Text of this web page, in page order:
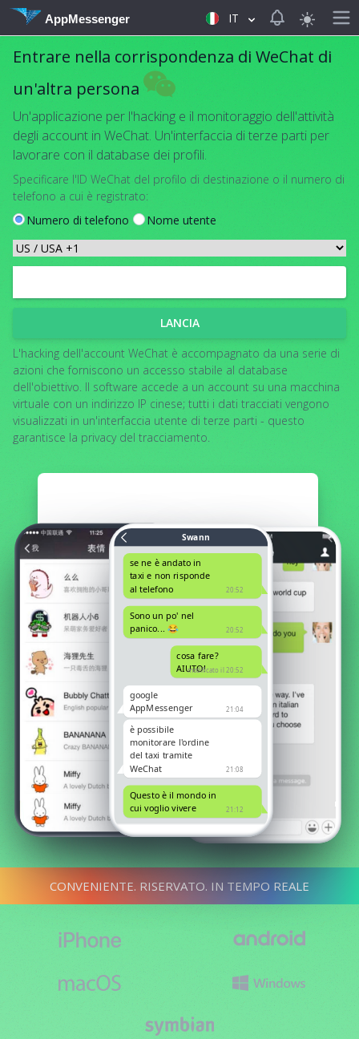
AppMessenger IT View
Entrare nella corrispondenza di WeChat di
un'altra persona
Un'applicazione per l'hacking e il monitoraggio dell'attività
degli account in WeChat. Un'interfaccia di terze parti per
lavorare con il database dei profili.
Specificare l'ID WeChat del profilo di destinazione o il numero di
telefono a cui è registrato:
Numero di telefono
Nome utente
LANCIA
L'hacking dell'account WeChat è accompagnato da una serie di
azioni che forniscono un accesso stabile al database
dell'obiettivo. Il software accede a un account su una macchina
virtuale con un indirizzo IP cinese; tutti i dati tracciati vengono
visualizzati in un'interfaccia utente di terze parti - questo
garantisce la privacy del tracciamento.
Swann
20:52
se ne è andato in
taxi e non risponde
al telefono
20:52
Sono un po' nel
panico... 😂
modificato il 20:52
cosa fare?
AIUTO!
21:04
google
AppMessenger
21:08
è possibile
monitorare l'ordine
del taxi tramite
WeChat
21:12
Questo è il mondo in
cui voglio vivere
CONVENIENTE. RISERVATO. IN TEMPO REALE